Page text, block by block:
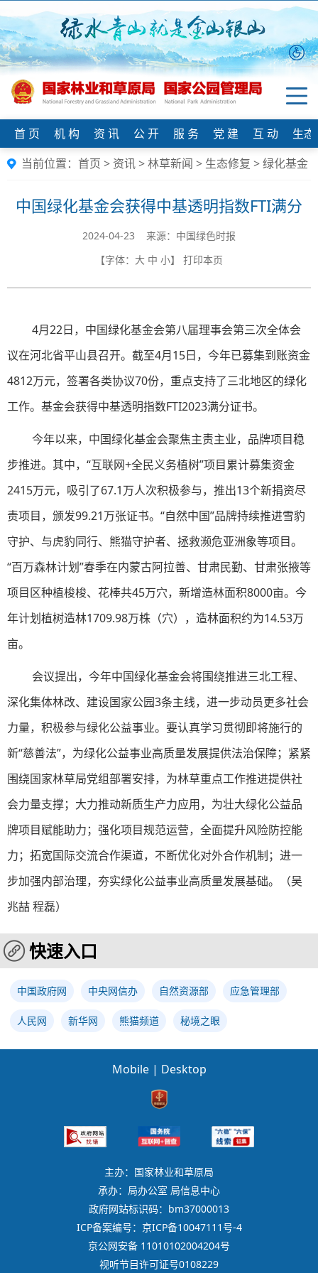
首 页 机 构 资 讯 公 开 服 务 党 建 互 动
生
当前位置： 首页 > 资讯>林草新闻 > 生态修复 >绿化基金
中国绿化基金会获得中基透明指数FTI满分
2024-04-23 来源：中国绿色时报
【字体： 大 中 小】 打印本页
4月22日，中国绿化基金会第八届理事会第三次全体会
议在河北省平山县召开。截至4月15日，今年已募集到账资金
4812万元，签署各类协议70份，重点支持了三北地区的绿化
工作。基金会获得中基透明指数FTI2023满分证书。
今年以来，中国绿化基金会聚焦主责主业，品牌项目稳
步推进。其中，“互联网+全民义务植树”项目累计募集资金
2415万元，吸引了67.1万人次积极参与，推出13个新捐资尽
责项目，颁发99.21万张证书。“自然中国”品牌持续推进雪豹
守护、与虎豹同行、熊猫守护者、拯救濒危亚洲象等项目。
“百万森林计划”春季在内蒙古阿拉善、甘肃民勤、甘肃张掖等
项目区种植梭梭、花棒共45万穴，新增造林面积8000亩。今
年计划植树造林1709.98万株（穴），造林面积约为14.53万
亩。
会议提出，今年中国绿化基金会将围绕推进三北工程、
深化集体林改、建设国家公园3条主线，进一步动员更多社会
力量，积极参与绿化公益事业。要认真学习贯彻即将施行的
新“慈善法”，为绿化公益事业高质量发展提供法治保障；紧紧
围绕国家林草局党组部署安排，为林草重点工作推进提供社
会力量支撑；大力推动新质生产力应用，为壮大绿化公益品
牌项目赋能助力；强化项目规范运营，全面提升风险防控能
力；拓宽国际交流合作渠道，不断优化对外合作机制；进一
步加强内部治理，夯实绿化公益事业高质量发展基础。（吴
兆喆 程磊）
快速入口
中国政府网 中央网信办 自然资源部 应急管理部
人民网 新华网 熊猫频道 秘境之眼
Mobile | Desktop
主办：国家林业和草原局
承办：局办公室 局信息中心
政府网站标识码：bm37000013
ICP备案编号：京ICP备10047111号-4
京公网安备 11010102004204号
视听节目许可证号0108229